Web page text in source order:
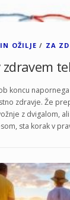
OŽILJE / ZA
koncu
zdravje. Že
z dvigalom,
sta korak v